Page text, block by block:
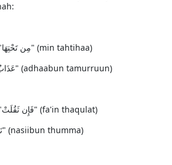
Nuwn Saakinah: "مِن تَحْتِهَا" (min tahtihaa)
Tanwiyn: "عَذَابٌ تَمُرُّونَ" (adhaabun tamurruun)
Nuwn Saakinah: "فَإِن ثَقُلَتْ" (fa'in thaqulat)
Tanwiyn: "نَصِيبٌ ثُمَّ" (nasiibun thumma)